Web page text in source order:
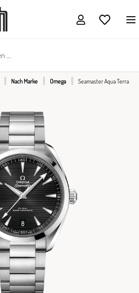
Nach Marke Omega Seamaster Aqua Terra